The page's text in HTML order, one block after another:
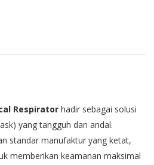
Respirator hadir sebagai solusi
yang tangguh dan andal.
standar manufaktur yang ketat,
memberikan keamanan maksimal